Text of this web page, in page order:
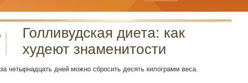
Голливудская диета: как
худеют знаменитости
четырнадцать дней можно сбросить десять килограмм веса.